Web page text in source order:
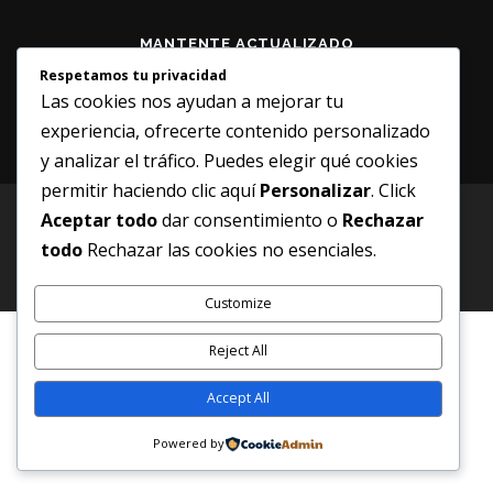
MANTENTE ACTUALIZADO
Copyright © 2026 ShowDown Venezuela - Vemos desde el
Corazón–TemaOnePresshecho por FameThemes
Respetamos tu privacidad
Las cookies nos ayudan a mejorar tu
experiencia, ofrecerte contenido personalizado
y analizar el tráfico. Puedes elegir qué cookies
permitir haciendo clic aquíPersonalizar. Click
Aceptar tododar consentimiento o Rechazar
todo Rechazar las cookies no esenciales.
Customize
Reject All
Accept All
Powered by